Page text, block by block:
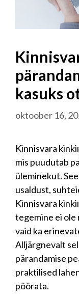
kasuks
oktoober 16,
Kinnisvara
mis puudutab
üleminekut.
usaldust,
Kinnisvara
tegemine ei ole
vaid ka
Alljärgnevalt
pärandamise
praktilised
pöörata.